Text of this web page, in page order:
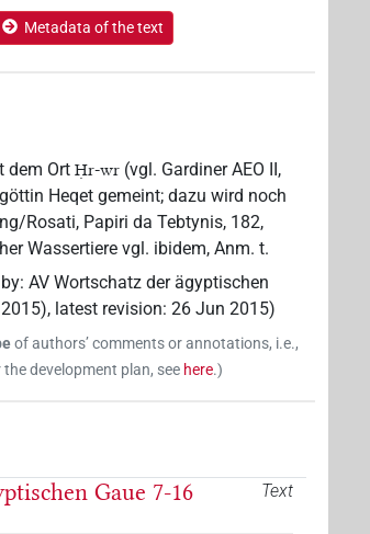
Metadata of the text
dem OrtḤr-wr (vgl. Gardiner AEO II,
Heqet gemeint; dazu wird noch
Rosati, Papiri da Tebtynis, 182,
Wassertiere vgl. ibidem, Anm. t.
:AV Wortschatz der ägyptischen
, latest revision:26 Jun 2015)
of authors’ comments or annotations, i.e.,
development plan, see here.)
Text
Gaue 7-16